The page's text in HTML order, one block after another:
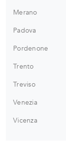
Merano
Padova
Pordenone
Trento
Treviso
Venezia
Vicenza